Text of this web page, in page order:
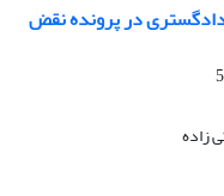
دادگستری در پرونده نقض
زاده